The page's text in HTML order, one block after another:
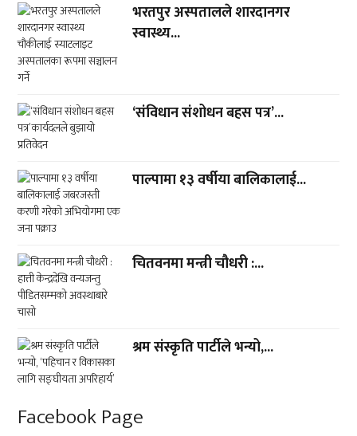
भरतपुर अस्पतालले शारदानगर
स्वास्थ्य...
‘संविधान संशोधन बहस पत्र’...
पाल्पामा १३ वर्षीया बालिकालाई...
चितवनमा मन्त्री चौधरी :...
श्रम संस्कृति पार्टीले भन्यो,...
Facebook Page